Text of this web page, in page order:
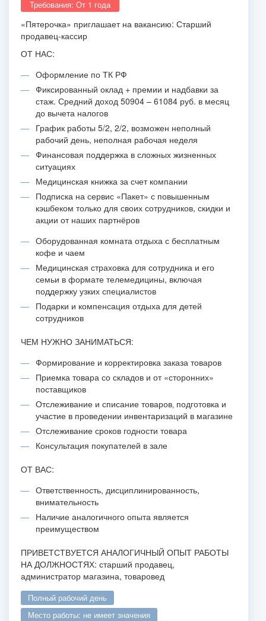
Требования: От 1 года
«Пятерочка» приглашает на вакансию: Старший
продавец-кассир
ОТ НАС:
Оформление по ТК РФ
Фиксированный оклад + премии и надбавки за
стаж. Средний доход 50904 – 61084 руб. в месяц
до вычета налогов
График работы 5/2, 2/2, возможен неполный
рабочий день, неполная рабочая неделя
Финансовая поддержка в сложных жизненных
ситуациях
Медицинская книжка за счет компании
Подписка на сервис «Пакет» с повышенным
кэшбеком только для своих сотрудников, скидки и
акции от наших партнёров
Оборудованная комната отдыха с бесплатным
кофе и чаем
Медицинская страховка для сотрудника и его
семьи в формате телемедицины, включая
поддержку узких специалистов
Подарки и компенсация отдыха для детей
сотрудников
ЧЕМ НУЖНО ЗАНИМАТЬСЯ:
Формирование и корректировка заказа товаров
Приемка товара со складов и от «сторонних»
поставщиков
Отслеживание и списание товаров‚ подготовка и
участие в проведении инвентаризаций в магазине
Отслеживание сроков годности товара
Консультация покупателей в зале
ОТ ВАС:
Ответственность, дисциплинированность,
внимательность
Наличие аналогичного опыта является
преимуществом
ПРИВЕТСТВУЕТСЯ АНАЛОГИЧНЫЙ ОПЫТ РАБОТЫ
НА ДОЛЖНОСТЯХ: старший продавец,
администратор магазина, товаровед
полный рабочий день
место работы: не имеет значения